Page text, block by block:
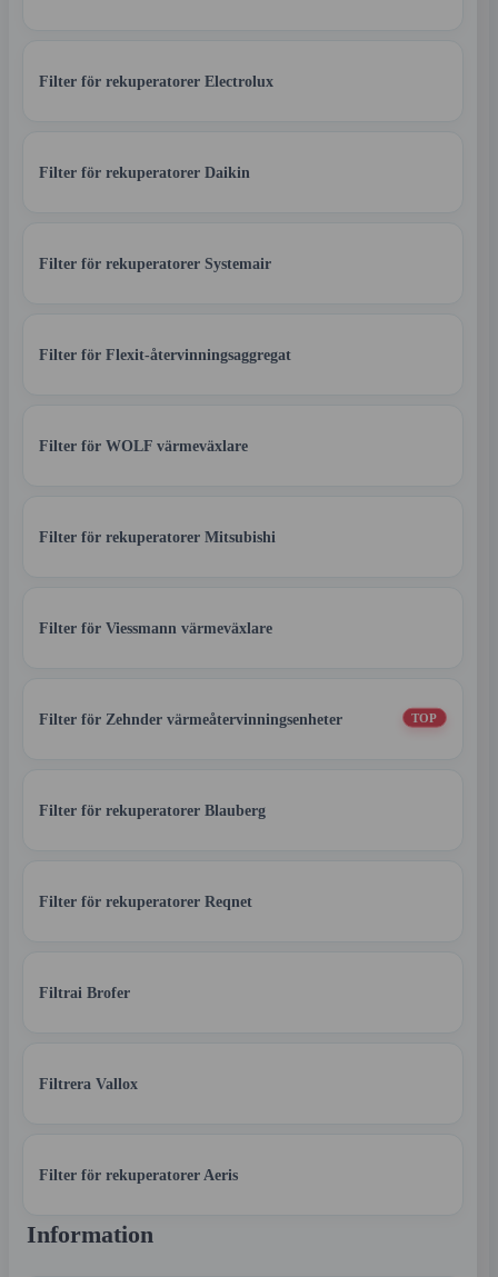
Filter för rekuperatorer Electrolux
Filter för rekuperatorer Daikin
Filter för rekuperatorer Systemair
Filter för Flexit-återvinningsaggregat
Filter för WOLF värmeväxlare
Filter för rekuperatorer Mitsubishi
Filter för Viessmann värmeväxlare
Filter för Zehnder värmeåtervinningsenheter TOP
Filter för rekuperatorer Blauberg
Filter för rekuperatorer Reqnet
Filtrai Brofer
Filtrera Vallox
Filter för rekuperatorer Aeris
Information